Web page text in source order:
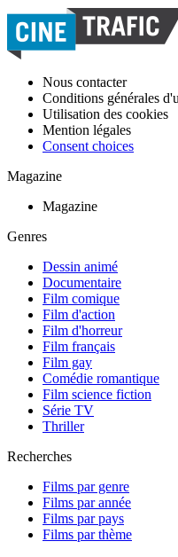
Nous contacter
Conditions générales
Utilisation des cookies
Mention légales
Consent choices
Magazine
Magazine
Genres
Dessin animé
Documentaire
Film comique
Film d'action
Film d'horreur
Film français
Film gay
Comédie romantique
Film science fiction
Série TV
Thriller
Recherches
Films par genre
Films par année
Films par pays
Films par thème